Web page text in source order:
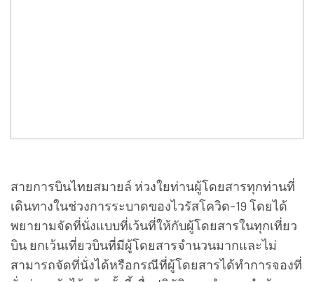
สายการบินไทยสมายล์ ห่วงใยท่านผู้โดยสารทุกท่านที่
เดินทางในช่วงการระบาดของไวรัสโควิด-19 โดยได้
พยายามจัดที่นั่งแบบที่เว้นที่ให้กับผู้โดยสารในทุกเที่ยว
บิน ยกเว้นเที่ยวบินที่มีผู้โดยสารจำนวนมากและไม่
สามารถจัดที่นั่งได้หรือกรณีที่ผู้โดยสารได้ทำการจองที่